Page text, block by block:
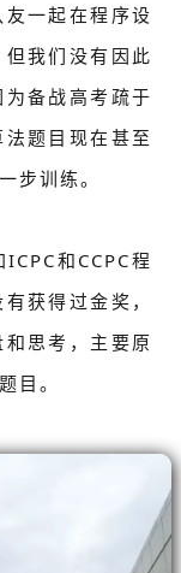
一起在程序设
我们没有因此
备战高考疏于
题目现在甚至
步训练。
和CCPC程
获得过金奖，
思考，主要原
目。